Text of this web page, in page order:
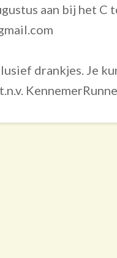
aan bij het C
drankjes. Je